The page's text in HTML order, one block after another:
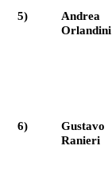
5)
Andrea
Orlandini
6)
Gustavo
Ranieri